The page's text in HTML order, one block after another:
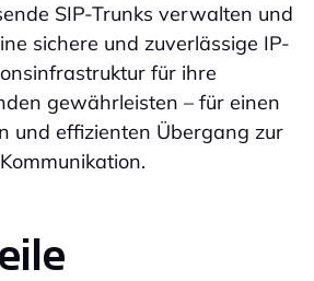
SIP-Trunks verwalten und
sichere und zuverlässige IP-
für ihre
gewährleisten – für einen
und effizienten Übergang zur